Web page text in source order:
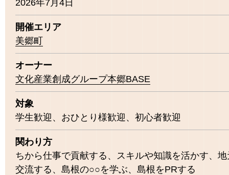
2026年7月4日
開催エリア
美郷町
オーナー
文化産業創成グループ本郷BASE
対象
学生歓迎
おひとり様歓迎 初心者歓迎
関わり方
ちから仕事で貢献する
スキルや知識を活かす
地
交流する
島根の○○を学ぶ 島根をPRする